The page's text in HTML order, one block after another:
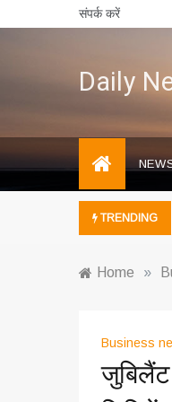
to
संपर्क करें
Daily
TRENDING
Home »
Business
जुबिलैंट